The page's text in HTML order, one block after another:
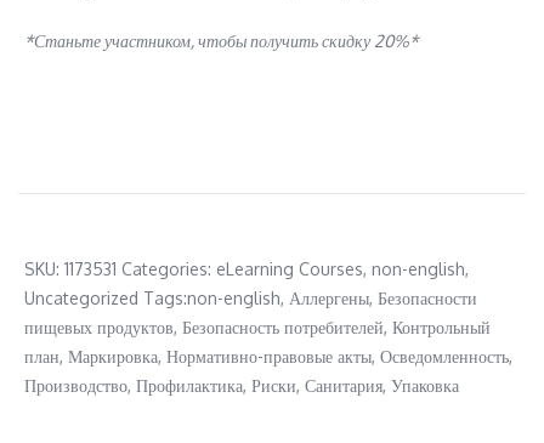
*Станьте участником, чтобы получить скидку 20%*
SKU: 1173531 Categories: eLearning Courses, non-english,
Uncategorized Tags:non-english, Аллергены, Безопасности
пищевых продуктов, Безопасность потребителей, Контрольный
план, Маркировка, Нормативно-правовые акты, Осведомленность,
Производство, Профилактика, Риски, Санитария, Упаковка